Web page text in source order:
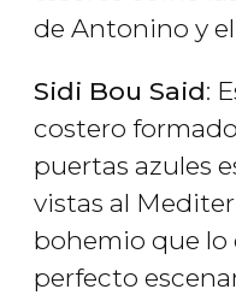
de Antonino y
Sidi Bou Said:
costero
puertas azules
vistas al
bohemio que lo
perfecto